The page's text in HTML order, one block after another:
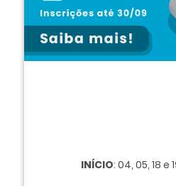
INÍCIO: 04, 05, 18